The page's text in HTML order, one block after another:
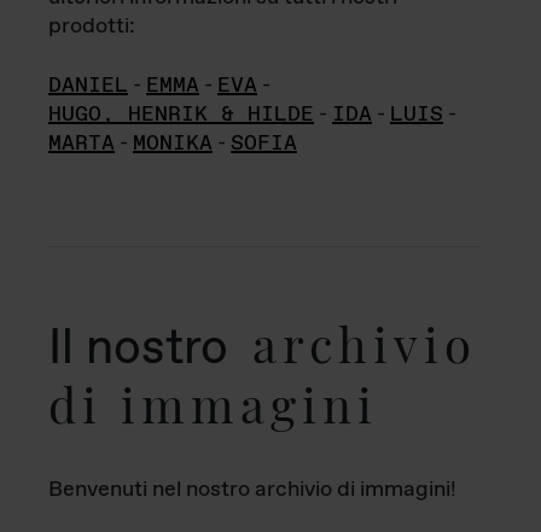
prodotti:
DANIEL - EMMA - EVA -
HUGO, HENRIK & HILDE - IDA - LUIS -
MARTA - MONIKA - SOFIA
Il nostro archivio
di immagini
Benvenuti nel nostro archivio di immagini!